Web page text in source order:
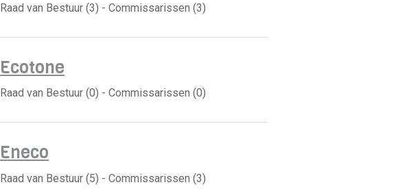
Raad van Bestuur (3) - Commissarissen (3)
Ecotone
Raad van Bestuur (0) - Commissarissen (0)
Eneco
Raad van Bestuur (5) - Commissarissen (3)